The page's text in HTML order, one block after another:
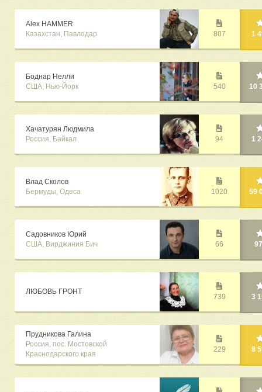
807
Alex HAMMER
Казахстан, Павлодар
1
540
Боднар Нелли
США, Нью-Йорк
10
94
Хачатурян Людмила
Россия, Байкал
1
1020
Влад Сколов
Бермуды, Одеса
59
66
Садовников Юрий
США, Вирджиния Бич
739
ЛЮБОВЬ ГРОНТ
3
229
Прудникова Галина
Россия, пос. Мостовской
Краснодарского края
8